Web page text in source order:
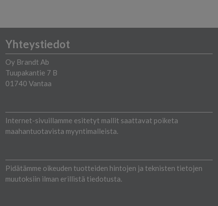
Yhteystiedot
Oy Brandt Ab
Tuupakantie 7 B
01740 Vantaa
Internet-sivuillamme esitetyt mallit saattavat poiketa
maahantuotavista myyntimalleista.
Pidätämme oikeuden tuotteiden hintojen ja teknisten tietojen
muutoksiin ilman erillistä tiedotusta.